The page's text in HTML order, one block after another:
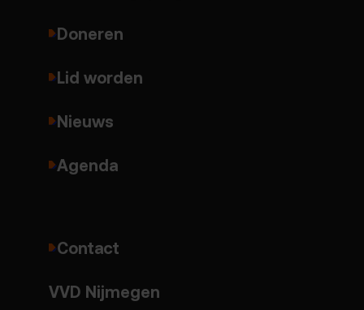
Doneren
Lid worden
Nieuws
Agenda
Contact
VVD Nijmegen